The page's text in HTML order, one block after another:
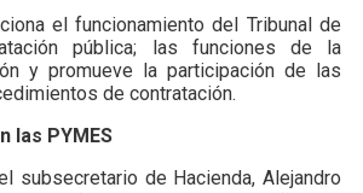
el funcionamiento del Tribunal de
pública; las funciones de la
y promueve la participación de las
de contratación.
las PYMES
subsecretario de Hacienda, Alejandro